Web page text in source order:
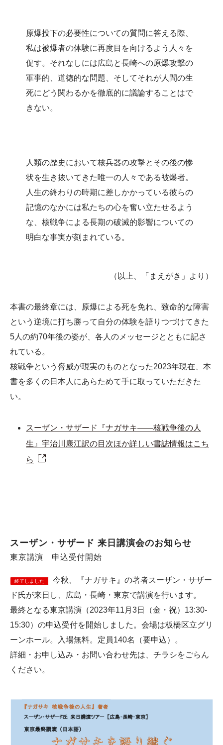
原爆投下の必要性についての質問に答える際、
私は被爆者の体験に再度目を向けるよう人々を
促す。それなしには広島と長崎への原爆攻撃の
軍事的、道徳的な問題、そしてそれが人間の生
死にどう関わるかを徹底的に議論することはで
きない。
人類の歴史において核兵器の攻撃とその後の惨
状を生き抜いてきた唯一の人々である被爆者。
人生の終わりの時期に差しかかっている彼らの
記憶のなかには私たちの心を奮い立たせるよう
な、核戦争による長期の破滅的影響についての
明白な事実が刻まれている。
（以上、「まえがき」より）
本書の最終章には、原爆による死を免れ、致命的な障害
という逆境に打ち勝って自分の体験を語りつづけてきた
5人の約70年後の姿が、各人のメッセージとともに記さ
れている。
核戦争という脅威が現実のものとなった2023年現在、本
書を多くの日本人にあらためて手に取っていただきた
い。
スーザン・サザード『ナガサキ――核戦争後の人
生』宇治川康江訳の目次ほか詳しい書誌情報はこち
ら
スーザン・サザード 来日講演会のお知らせ
東京講演 申込受付開始
終了しました
今秋、『ナガサキ』の著者スーザン・サザー
ド氏が来日し、広島・長崎・東京で講演を行います。
最終となる東京講演（2023年11月3日（金・祝）13:30-
15:30）の申込受付を開始しました。会場は板橋区立グリ
ーンホール。入場無料。定員140名（要申込）。
詳細・お申し込み・お問い合わせ先は、チラシをごらん
ください。